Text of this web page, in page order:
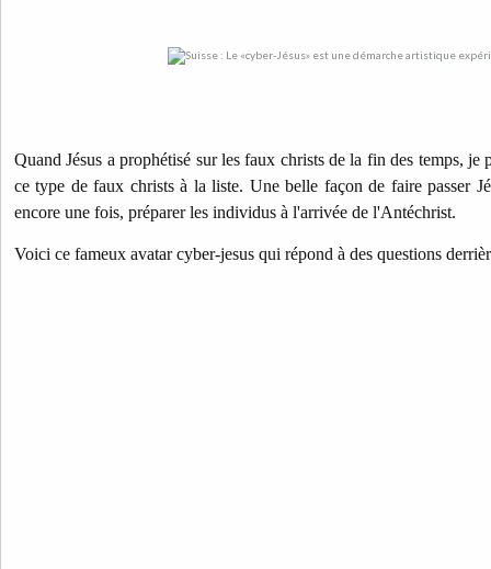
Quand Jésus a prophétisé sur les faux christs de la fin des temps, je
ce type de faux christs à la liste. Une belle façon de faire passer
encore une fois, préparer les individus à l'arrivée de l'Antéchrist.
Voici ce fameux avatar cyber-jesus qui répond à des questions